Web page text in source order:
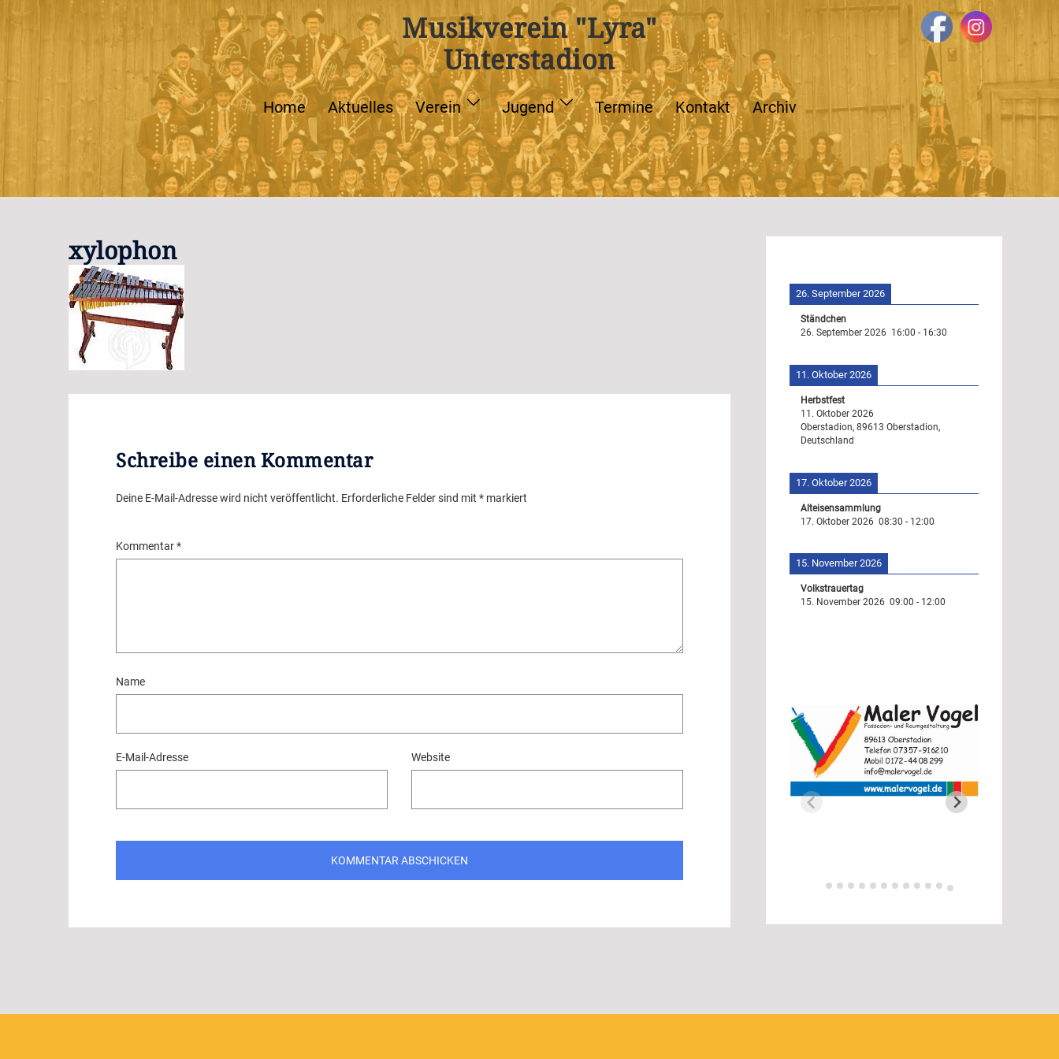
Musikverein "Lyra"
Unterstadion
Home Aktuelles Verein Jugend Termine Kontakt Archiv
xylophon
Schreibe einen Kommentar
Deine E-Mail-Adresse wird nicht veröffentlicht. Erforderliche Felder sind mit * markiert
Kommentar*
Name
E-Mail-Adresse Website
26. September 2026
Ständchen
26. September 2026 16:00 - 16:30
11. Oktober 2026
Herbstfest
11. Oktober 2026
Oberstadion, 89613 Oberstadion,
Deutschland
17. Oktober 2026
Alteisensammlung
17. Oktober 2026 08:30 - 12:00
15. November 2026
Volkstrauertag
15. November 2026 09:00 - 12:00